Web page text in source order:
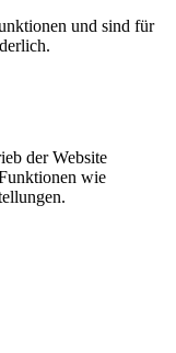
und sind für
der Website
wie